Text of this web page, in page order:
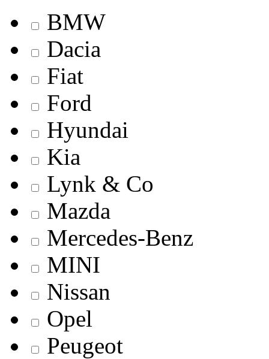
BMW
Dacia
Fiat
Ford
Hyundai
Kia
Lynk & Co
Mazda
Mercedes-Benz
MINI
Nissan
Opel
Peugeot